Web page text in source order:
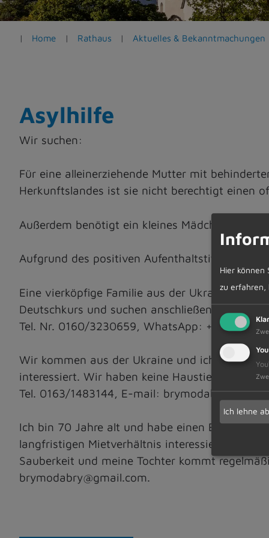
e
n
Home Rathaus Aktuelles & Bekanntmachungen
Asylhilfe
Wir suchen:
Für eine alleinerziehende Mutter mit
Herkunftslandes ist sie nicht berechtigt einen
Außerdem benötigt ein kleines Mädchen Hilfe
Aufgrund des positiven Aufenthaltstitels
Eine vierköpfige Familie aus der Ukraine
Deutschkurs und suchen anschließend eine
Tel. Nr. 0160/3230659, WhatsApp: +38/093/
Wir kommen aus der Ukraine und ich bin 49
interessiert. Wir haben keine Haustiere. Wir
Tel. 0163/1483144, E-mail:
Ich bin 70 Jahre alt und habe einen Ehemann
langfristigen Mietverhältnis interessiert. Wir
Sauberkeit und meine Tochter kommt
brymodabry@gmail.com.
Hier können
zu erfahren,
Ich lehne ab